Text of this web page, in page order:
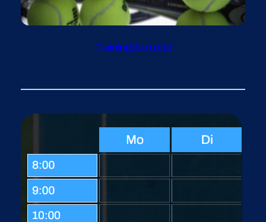
Trainingskonzept